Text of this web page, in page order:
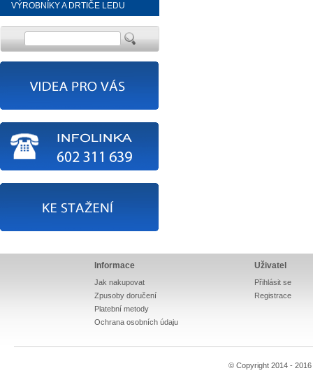
VÝROBNÍKY A DRTIČE LEDU
Informace
Jak nakupovat
Zpusoby doručení
Platební metody
Ochrana osobních údaju
Uživatel
Přihlásit se
Registrace
© Copyright 2014 - 2016